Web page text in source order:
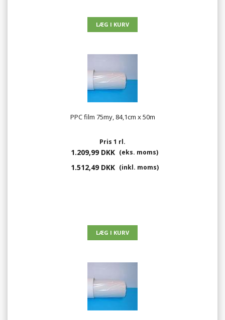
PPC film 75my, 84,1cm x 50m
Pris 1 rl.
1.209,99 DKK (eks. moms)
1.512,49 DKK (inkl. moms)